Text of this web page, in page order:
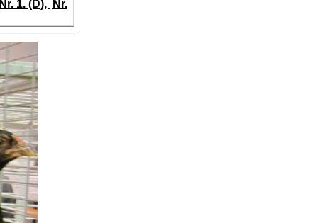
Nr. 1. (D),
Nr.